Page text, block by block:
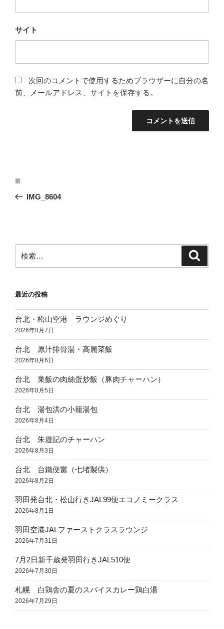
サイト
次回のコメントで使用するためブラウザーに自分の名
前、メールアドレス、サイトを保存する。
投
ナ
ー
シ
前
の
前
IMG_8604
索:
最近の投稿
台北・松山空港 ラウンジめぐり
2026年8月7日
台北 原汁排骨湯・高麗菜飯
2026年8月6日
台北 巣飯の肉絲蛋炒飯（豚肉チャーハン）
2026年8月5日
台北 湯包洪の小籠湯包
2026年8月4日
台北 朱遊記のチャーハン
2026年8月3日
台北 台鐵便當（七堵製供）
2026年8月2日
羽田発台北・松山行きJAL99便エコノミークラス
2026年8月1日
羽田空港JALファーストクラスラウンジ
2026年7月31日
7月2日新千歳発羽田行きJAL510便
2026年7月30日
札幌 白鶏舎の夏のスパイスカレー鶏白湯
2026年7月29日